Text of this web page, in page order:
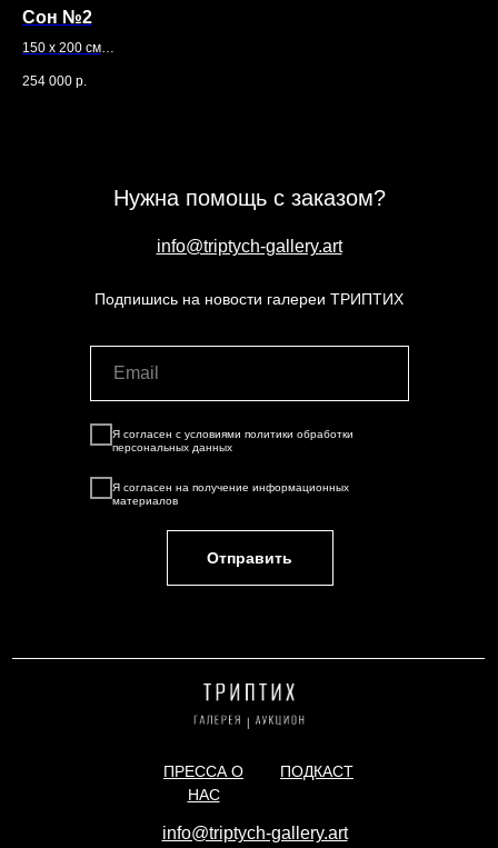
Сон №2
150 х 200 см
254 000 р.
Нужна помощь с заказом?
info@triptych-gallery.art
Подпишись на новости галереи ТРИПТИХ
Я согласен с условиями политики обработки
персональных данных
Я согласен на получение информационных
материалов
Отправить
info@triptych-gallery.art
ПРЕССА О
НАС
ПОДКАСТ